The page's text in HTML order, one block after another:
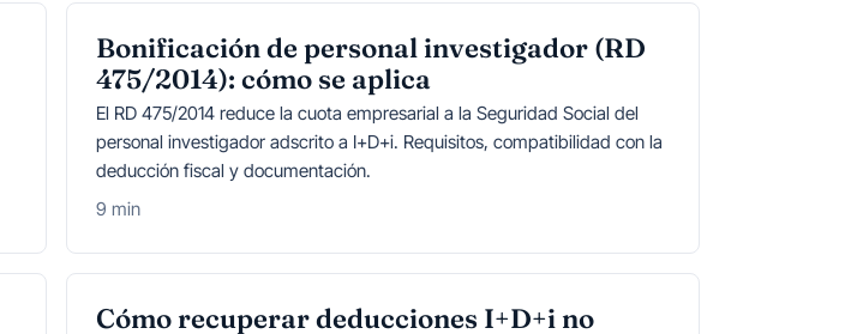
Bonificación de personal investigador (RD
475/2014): cómo se aplica
El RD 475/2014 reduce la cuota empresarial a la Seguridad Social del
personal investigador adscrito a I+D+i. Requisitos, compatibilidad con la
deducción fiscal y documentación.
9 min
Cómo recuperar deducciones I+D+i no